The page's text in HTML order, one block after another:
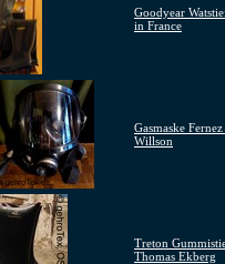
Goodyear
in France
Gasmaske
Willson
Treton
Thomas Ekberg